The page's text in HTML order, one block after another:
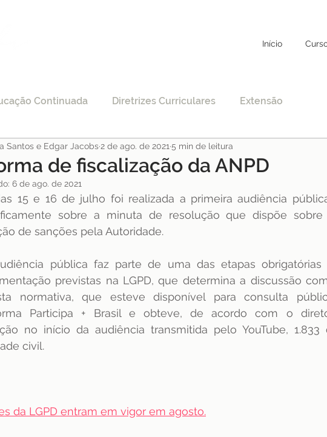
Início
Continuada Diretrizes Curriculares Extensão
e Direito Educação Específica COVID-19
Credenciamento EAD Legislação Educação
Jurisprudência ENAMED avaliação Avaliação
de fiscalização da ANPD
Santos e Edgar Jacobs 2 de ago. de 2021 5 min de leitura
6 de ago. de 2021
15 e 16 de julho foi realizada a primeira audiência
sobre a minuta de resolução que dispõe
de sanções pela Autoridade.
pública faz parte de uma das etapas
previstas na LGPD, que determina a discussão
normativa, que esteve disponível para consulta
Participa + Brasil e obteve, de acordo com o
no início da audiência transmitida pelo YouTube, 1.833
civil.
da LGPD entram em vigor em agosto.